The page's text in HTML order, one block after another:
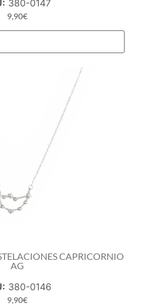
380-0147
9,90€
CAPRICORNIO
AG
380-0146
9,90€